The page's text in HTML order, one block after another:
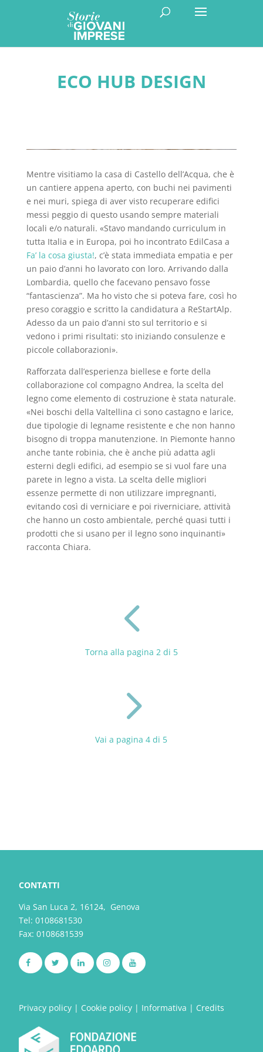
ECO HUB DESIGN
Mentre visitiamo la casa di Castello dell’Acqua, che è
un cantiere appena aperto, con buchi nei pavimenti
e nei muri, spiega di aver visto recuperare edifici
messi peggio di questo usando sempre materiali
locali e/o naturali. «Stavo mandando curriculum in
tutta Italia e in Europa, poi ho incontrato EdilCasa a
Fa’ la cosa giusta!, c’è stata immediata empatia e per
un paio d’anni ho lavorato con loro. Arrivando dalla
Lombardia, quello che facevano pensavo fosse
“fantascienza”. Ma ho visto che si poteva fare, così ho
preso coraggio e scritto la candidatura a ReStartAlp.
Adesso da un paio d’anni sto sul territorio e si
vedono i primi risultati: sto iniziando consulenze e
piccole collaborazioni».
Rafforzata dall’esperienza biellese e forte della
collaborazione col compagno Andrea, la scelta del
legno come elemento di costruzione è stata naturale.
«Nei boschi della Valtellina ci sono castagno e larice,
due tipologie di legname resistente e che non hanno
bisogno di troppa manutenzione. In Piemonte hanno
anche tante robinia, che è anche più adatta agli
esterni degli edifici, ad esempio se si vuol fare una
parete in legno a vista. La scelta delle migliori
essenze permette di non utilizzare impregnanti,
evitando così di verniciare e poi riverniciare, attività
che hanno un costo ambientale, perché quasi tutti i
prodotti che si usano per il legno sono inquinanti»
racconta Chiara.
4
Torna alla pagina 2 di 5
5
Vai a pagina 4 di 5
CONTATTI
Via San Luca 2, 16124, Genova
Tel:0108681530
Fax: 0108681539
Privacy policy | Cookie policy | Informativa | Credits